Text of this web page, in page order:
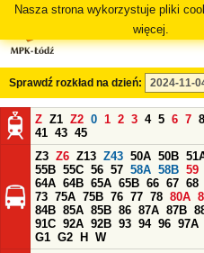
Nasza strona wykorzystuje pliki
więcej.
Sprawdź rozkład na dzień:
Z Z1 Z2 0 1 2 3 4 5 6 7 8
41 43 45
Z3 Z6 Z13 Z43 50A 50B
55B 55C 56 57 58A 58B 59
64A 64B 65A 65B 66 67 68
73 75A 75B 76 77 78 80A
84B 85A 85B 86 87A 87B
91C 92A 92B 93 94 96 97A
G1 G2 H
W